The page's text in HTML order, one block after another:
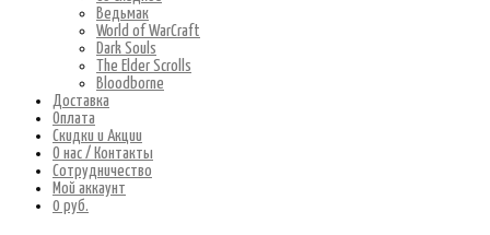
Ведьмак
World of WarCraft
Dark Souls
The Elder Scrolls
Bloodborne
Доставка
Оплата
Скидки и Акции
О нас / Контакты
Сотрудничество
Мой аккаунт
0 руб.